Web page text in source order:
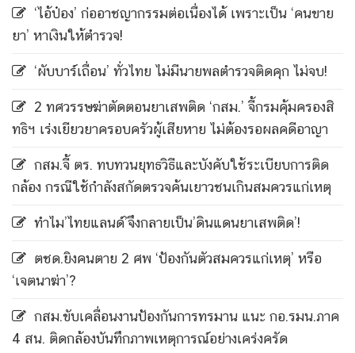
‘ไอ้ป๋อง’ ก่ออาชญากรรมต่อเนื่องได้ เพราะเป็น ‘คนขาย
ยา’ หาเงินให้ตำรวจ!
‘ผับบาร์เถื่อน’ ทั่วไทย ไม่มีนายพลตำรวจติดคุก ไม่จบ!
2 ทศวรรษฆ่าตัดตอนยาเสพติด ‘กสม.’ จี้กรมคุ้มครองสิ
ทธิฯ เร่งเยียวยาครอบครัวผู้เสียหาย ไม่ต้องรอผลคดีอาญา
กสม.จี้ ตร. ทบทวนยุทธวิธีและบังคับใช้ระเบียบการติด
กล้อง กรณีใช้กำลังสกัดตรวจค้นเยาวชนเกินสมควรแก่เหตุ
ทำไม’ไทยแลนด์’จึงกลายเป็น’ดินแดนยาเสพติด’!
ตชด.ยิงคนตาย 2 ศพ ‘ป้องกันตัวสมควรแก่เหตุ’ หรือ
‘เจตนาฆ่า’?
กสม.ขับเคลื่อนงานป้องกันการทรมาน แนะ กอ.รมน.ภาค
4 สน. ติดกล้องบันทึกภาพเหตุการณ์อย่างเคร่งครัด